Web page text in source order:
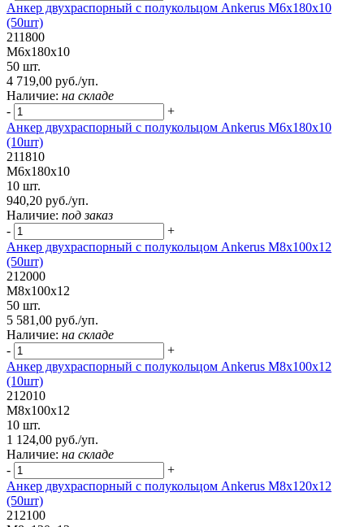
Анкер двухраспорный с полукольцом Ankerus М6х180х10
(50шт)
211800
М6х180х10
50 шт.
4 719,00 руб./уп.
Наличие: на складе
-
+
Анкер двухраспорный с полукольцом Ankerus М6х180х10
(10шт)
211810
М6х180х10
10 шт.
940,20 руб./уп.
Наличие: под заказ
-
+
Анкер двухраспорный с полукольцом Ankerus М8х100х12
(50шт)
212000
М8х100х12
50 шт.
5 581,00 руб./уп.
Наличие: на складе
-
+
Анкер двухраспорный с полукольцом Ankerus М8х100х12
(10шт)
212010
М8х100х12
10 шт.
1 124,00 руб./уп.
Наличие: на складе
-
+
Анкер двухраспорный с полукольцом Ankerus М8х120х12
(50шт)
212100